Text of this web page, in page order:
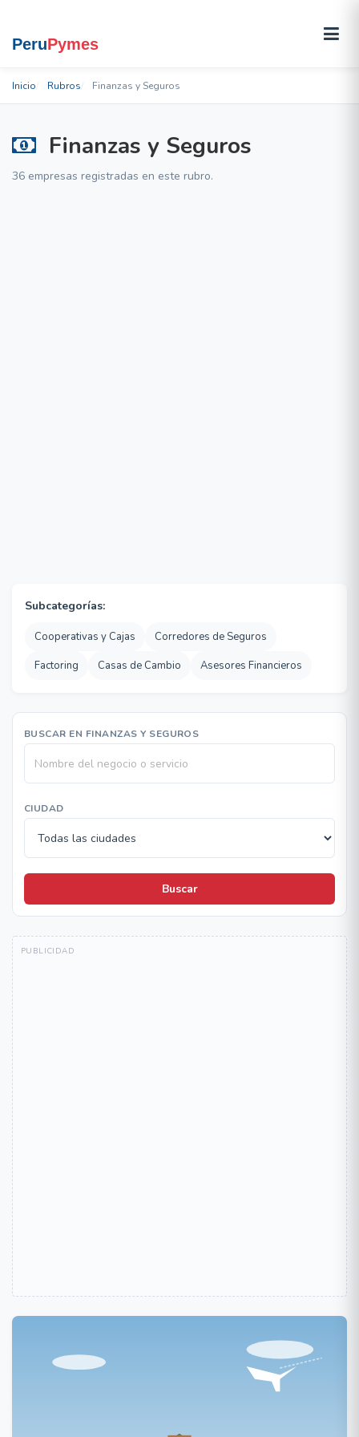
Inicio Rubros Finanzas y Seguros
Finanzas y Seguros
36 empresas registradas en este rubro.
Subcategorías:
Cooperativas y Cajas
Corredores de Seguros
Factoring
Casas de Cambio Asesores Financieros
BUSCAR EN FINANZAS Y SEGUROS
CIUDAD
Buscar